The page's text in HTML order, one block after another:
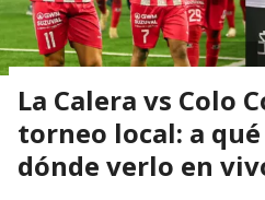
La Calera vs Colo
torneo local: a
dónde verlo en